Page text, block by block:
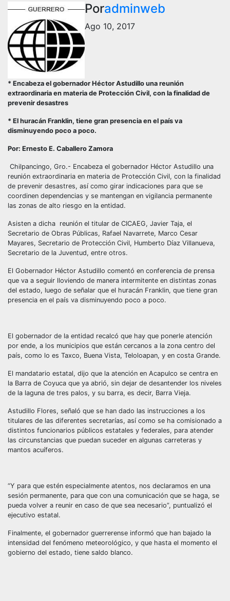
Poradminweb
Ago 10, 2017
* Encabeza el gobernador Héctor Astudillo una reunión
extraordinaria en materia de Protección Civil, con la finalidad de
prevenir desastres
* El huracán Franklin, tiene gran presencia en el país va
disminuyendo poco a poco.
Por: Ernesto E. Caballero Zamora
Chilpancingo, Gro.- Encabeza el gobernador Héctor Astudillo una
reunión extraordinaria en materia de Protección Civil, con la finalidad
de prevenir desastres, así como girar indicaciones para que se
coordinen dependencias y se mantengan en vigilancia permanente
las zonas de alto riesgo en la entidad.
Asisten a dicha reunión el titular de CICAEG, Javier Taja, el
Secretario de Obras Públicas, Rafael Navarrete, Marco Cesar
Mayares, Secretario de Protección Civil, Humberto Díaz Villanueva,
Secretario de la Juventud, entre otros.
El Gobernador Héctor Astudillo comentó en conferencia de prensa
que va a seguir lloviendo de manera intermitente en distintas zonas
del estado, luego de señalar que el huracán Franklin, que tiene gran
presencia en el país va disminuyendo poco a poco.
El gobernador de la entidad recalcó que hay que ponerle atención
por ende, a los municipios que están cercanos a la zona centro del
país, como lo es Taxco, Buena Vista, Teloloapan, y en costa Grande.
El mandatario estatal, dijo que la atención en Acapulco se centra en
la Barra de Coyuca que ya abrió, sin dejar de desantender los niveles
de la laguna de tres palos, y su barra, es decir, Barra Vieja.
Astudillo Flores, señaló que se han dado las instrucciones a los
titulares de las diferentes secretarías, así como se ha comisionado a
distintos funcionarios públicos estatales y federales, para atender
las circunstancias que puedan suceder en algunas carreteras y
mantos acuíferos.
“Y para que estén especialmente atentos, nos declaramos en una
sesión permanente, para que con una comunicación que se haga, se
pueda volver a reunir en caso de que sea necesario”, puntualizó el
ejecutivo estatal.
Finalmente, el gobernador guerrerense informó que han bajado la
intensidad del fenómeno meteorológico, y que hasta el momento el
gobierno del estado, tiene saldo blanco.